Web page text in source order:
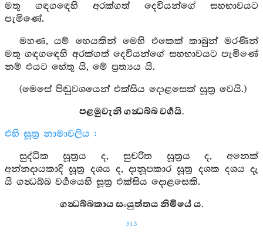
මතු ගඳගඳෙහි අරක්ගත් දෙවියන්ගේ සහභාවයට
පැමිණේ.
මහණ, යම් හෙයකින් මෙහි එකෙක් කාබුන් මරණින්
මතු ගඳගඳෙහි අරක්ගත් දෙවියන්ගේ සහභාවයට පැමිණේ
නම් එයට හේතු යි, මේ ප්‍රත්‍යය යි.
(මෙසේ පිඬුවශයෙන් එක්සිය දොළසෙක් සූත්‍ර වෙයි.)
පළමුවැනි ගන්‍ධබ්බ වර්‍ගයි.
එහි සූත්‍ර නාමාවලිය :
සුද්ධික සූත්‍රය ද, සුචරිත සූත්‍රය ද, අනෙක්
අන්නදායකාදි සූත්‍ර දශය ද, දානූපකාර සූත්‍ර දශක දශය දැ
යි ගන්‍ධබ්බ වර්‍ගයෙහි සූත්‍ර එක්සිය දොළසෙකි.
ගන්‍ධබ්බකාය සංයුත්තය නිමියේ ය.
513